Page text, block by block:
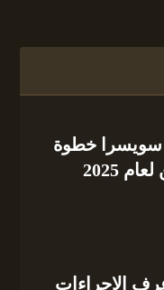
سويسرا خطوة
2025
الإجراءات